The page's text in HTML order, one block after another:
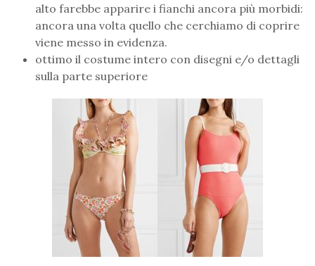
alto farebbe apparire i fianchi ancora più morbidi:
ancora una volta quello che cerchiamo di coprire
viene messo in evidenza.
ottimo il costume intero con disegni e/o dettagli
sulla parte superiore